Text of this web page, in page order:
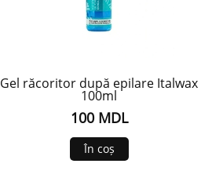
Gel răcoritor după epilare Italwax
100ml
100 MDL
În coș